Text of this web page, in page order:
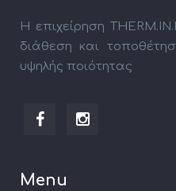
Η επιχείρηση
διάθεση και
υψηλής ποιότητας
Menu